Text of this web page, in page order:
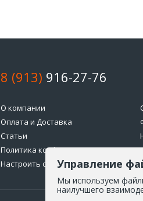
8 (913) 916-27-76
О компании
Оплата и Доставка
Статьи
Политика конфиденциальности
Настроить cookieУправление
Мы используем
наилучшего